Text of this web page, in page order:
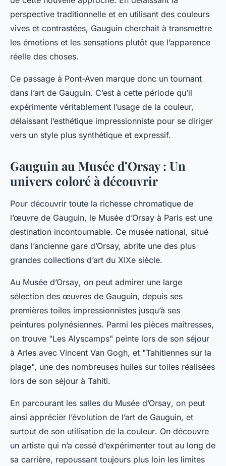
perspective traditionnelle et en utilisant des couleurs
vives et contrastées, Gauguin cherchait à transmettre
les émotions et les sensations plutôt que l’apparence
réelle des choses.
Ce passage à Pont-Aven marque donc un tournant
dans l’art de Gauguin. C’est à cette période qu’il
expérimente véritablement l’usage de la couleur,
délaissant l’esthétique impressionniste pour se diriger
vers un style plus synthétique et expressif.
Gauguin au Musée d’Orsay : Un
univers coloré à découvrir
Pour découvrir toute la richesse chromatique de
l’œuvre de Gauguin, le Musée d’Orsay à Paris est une
destination incontournable. Ce musée national, situé
dans l’ancienne gare d’Orsay, abrite une des plus
grandes collections d’art du XIXe siècle.
Au Musée d’Orsay, on peut admirer une large
sélection des œuvres de Gauguin, depuis ses
premières toiles impressionnistes jusqu’à ses
peintures polynésiennes. Parmi les pièces maîtresses,
on trouve "Les Alyscamps" peinte lors de son séjour
à Arles avec Vincent Van Gogh, et "Tahitiennes sur la
plage", une des nombreuses huiles sur toiles réalisées
lors de son séjour à Tahiti.
En parcourant les salles du Musée d’Orsay, on peut
ainsi apprécier l’évolution de l’art de Gauguin, et
surtout de son utilisation de la couleur. On découvre
un artiste qui n’a cessé d’expérimenter tout au long de
sa carrière, repoussant toujours plus loin les limites